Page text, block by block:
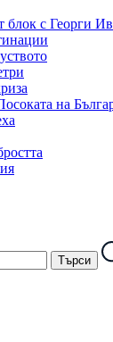
блок с Георги
на